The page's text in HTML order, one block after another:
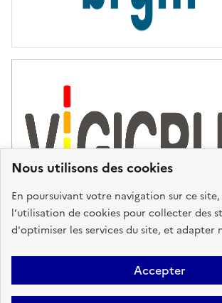
Nous utilisons des cookies
En poursuivant votre navigation sur ce
l’utilisation de cookies pour collecter des
d'optimiser les services du site, et adapter
Accepter
Plan du site Accessibilité : partiellement
Légales
Données personnelles Gestion des